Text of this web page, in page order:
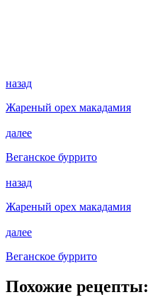
назад
Жареный орех макадамия
далее
Веганское буррито
назад
Жареный орех макадамия
далее
Веганское буррито
Похожие рецепты: